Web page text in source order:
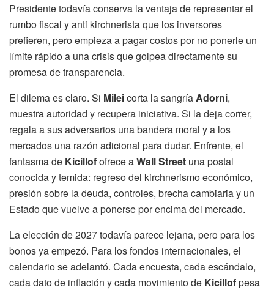
Presidente todavía conserva la ventaja de representar el
rumbo fiscal y anti kirchnerista que los inversores
prefieren, pero empieza a pagar costos por no ponerle un
límite rápido a una crisis que golpea directamente su
promesa de transparencia.
El dilema es claro. Si Mileicorta la sangríaAdorni,
muestra autoridad y recupera iniciativa. Si la deja correr,
regala a sus adversarios una bandera moral y a los
mercados una razón adicional para dudar. Enfrente, el
fantasma de Kicillofofrece aWall Street una postal
conocida y temida: regreso del kirchnerismo económico,
presión sobre la deuda, controles, brecha cambiaria y un
Estado que vuelve a ponerse por encima del mercado.
La elección de 2027 todavía parece lejana, pero para los
bonos ya empezó. Para los fondos internacionales, el
calendario se adelantó. Cada encuesta, cada escándalo,
cada dato de inflación y cada movimiento de Kicillofpesa